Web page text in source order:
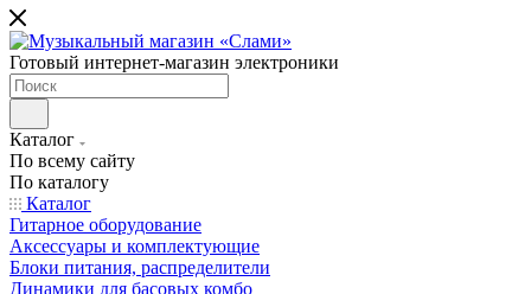
Готовый интернет-магазин электроники
Каталог
По всему сайту
По каталогу
Каталог
Гитарное оборудование
Аксессуары и комплектующие
Блоки питания, распределители
Динамики для басовых комбо